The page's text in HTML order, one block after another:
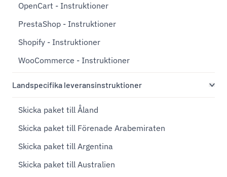
OpenCart - Instruktioner
PrestaShop - Instruktioner
Shopify - Instruktioner
WooCommerce - Instruktioner
Landspecifika leveransinstruktioner
Skicka paket till Åland
Skicka paket till Förenade Arabemiraten
Skicka paket till Argentina
Skicka paket till Australien